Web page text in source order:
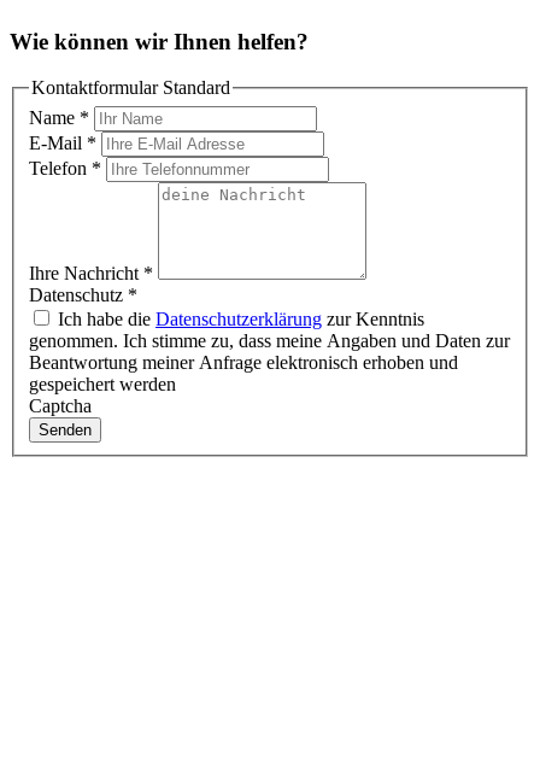
Wie können wir Ihnen helfen?
Kontaktformular Standard
Name *
E-Mail *
Telefon *
Ihre Nachricht *
Datenschutz *
Ich habe die Datenschutzerklärung zur Kenntnis
genommen. Ich stimme zu, dass meine Angaben und Daten zur
Beantwortung meiner Anfrage elektronisch erhoben und
gespeichert werden
Captcha
Senden